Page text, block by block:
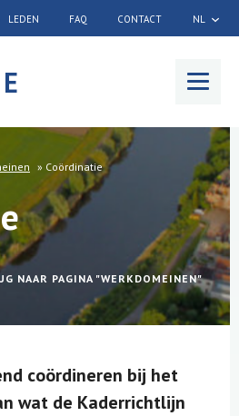
LEDEN FAQ CONTACT NL
» Coördinatie
NAAR PAGINA "WERKDOMEINEN"
coördineren bij het
wat de Kaderrichtlijn